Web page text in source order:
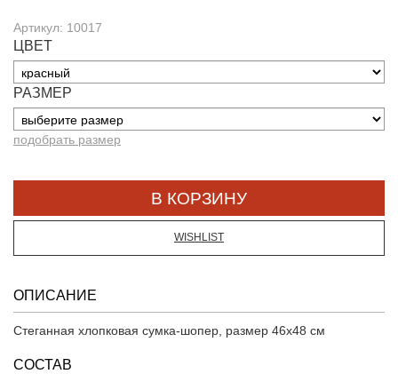
Артикул: 10017
ЦВЕТ
РАЗМЕР
подобрать размер
WISHLIST
ОПИСАНИЕ
Стеганная хлопковая сумка-шопер, размер 46х48 см
СОСТАВ